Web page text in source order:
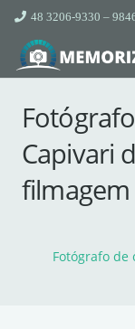
48 3206-9330 –
Capivari
Fotógrafo de